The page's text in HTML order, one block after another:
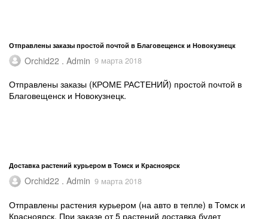
Отправлены заказы простой почтой в Благовещенск и Новокузнецк
Orchid22 . Admin 9 марта 2018
Отправлены заказы (КРОМЕ РАСТЕНИЙ) простой почтой в
Благовещенск и Новокузнецк.
Доставка растений курьером в Томск и Красноярск
Orchid22 . Admin 9 марта 2018
Отправлены растения курьером (на авто в тепле) в Томск и
Красноярск. При заказе от 5 растений доставка будет